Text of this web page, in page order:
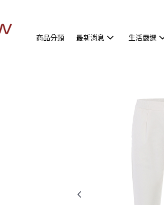
商品分類 最新消息 生活嚴選